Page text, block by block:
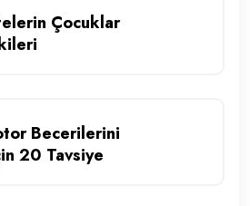
Çocuklar
Becerilerini
20 Tavsiye